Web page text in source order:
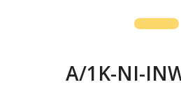
A/1K-NI-